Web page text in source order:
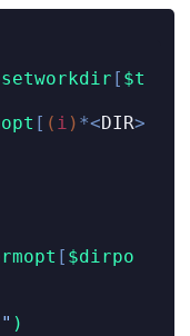
setworkdir [ $t
[ ( i ) *<DIR>
[ $dirpo
" )